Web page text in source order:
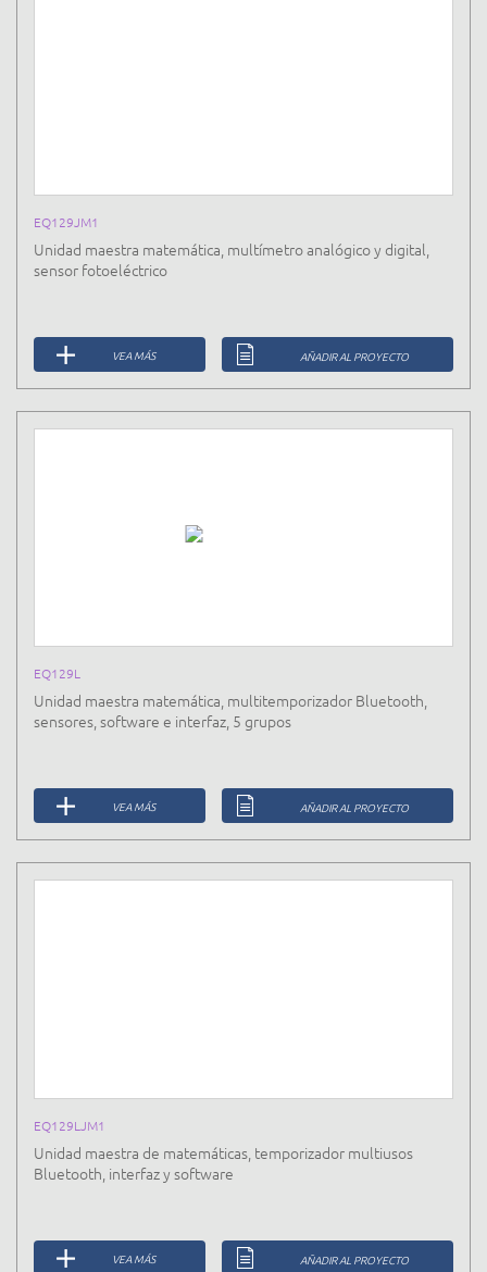
EQ129JM1
Unidad maestra matemática, multímetro analógico y digital,
sensor fotoeléctrico
VEA MÁS AÑADIR AL PROYECTO
EQ129L
Unidad maestra matemática, multitemporizador Bluetooth,
sensores, software e interfaz, 5 grupos
VEA MÁS AÑADIR AL PROYECTO
EQ129LJM1
Unidad maestra de matemáticas, temporizador multiusos
Bluetooth, interfaz y software
VEA MÁS AÑADIR AL PROYECTO